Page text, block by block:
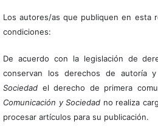
Los autores/as que publiquen en esta
condiciones:
De acuerdo con la legislación de
conservan los derechos de autoría
Sociedadel derecho de primera
Comunicación y Sociedad no realiza
procesar artículos para su publicación.